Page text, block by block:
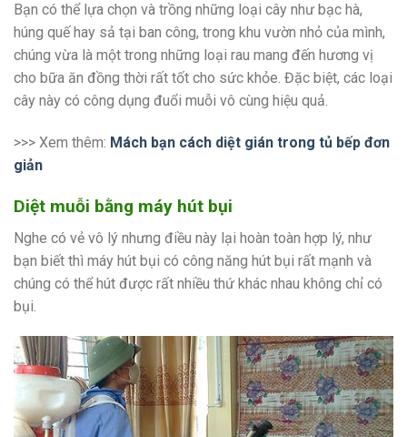
Bạn có thể lựa chọn và trồng những loại cây như bạc hà,
húng quế hay sả tại ban công, trong khu vườn nhỏ của mình,
chúng vừa là một trong những loại rau mang đến hương vị
cho bữa ăn đồng thời rất tốt cho sức khỏe. Đặc biệt, các loại
cây này có công dụng đuổi muỗi vô cùng hiệu quả.
>>> Xem thêm: Mách bạn cách diệt gián trong tủ bếp đơn
giản
Diệt muỗi bằng máy hút bụi
Nghe có vẻ vô lý nhưng điều này lại hoàn toàn hợp lý, như
bạn biết thì máy hút bụi có công năng hút bụi rất mạnh và
chúng có thể hút được rất nhiều thứ khác nhau không chỉ có
bụi.